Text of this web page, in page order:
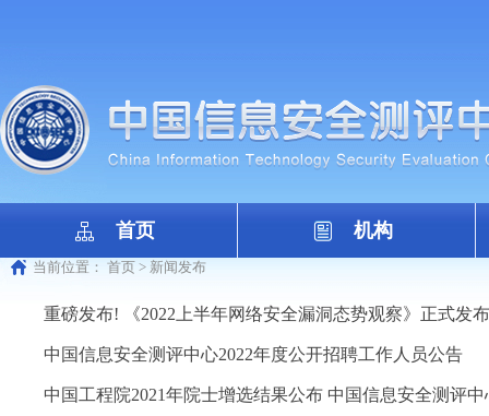
首页 机构
当前位置： 首页 > 新闻发布
重磅发布! 《2022上半年网络安全漏洞态势观察》正式发布
中国信息安全测评中心2022年度公开招聘工作人员公告
中国工程院2021年院士增选结果公布 中国信息安全测评